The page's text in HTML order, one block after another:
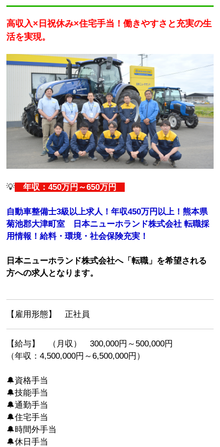
高収入×日祝休み×住宅手当！働きやすさと充実の生
活を実現。
💡 年収：450万円～650万円
自動車整備士3級以上求人！年収450万円以上！熊本県
菊池郡大津町室 日本ニューホランド株式会社 転職採
用情報！給料・環境・社会保険充実！
日本ニューホランド株式会社へ「転職」を希望される
方への求人となります。
【雇用形態】 正社員
【給与】 （月収） 300,000円～500,000円
（年収：4,500,000円～6,500,000円）
🔔資格手当
🔔技能手当
🔔通勤手当
🔔住宅手当
🔔時間外手当
🔔休日手当